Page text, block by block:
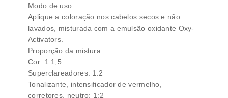
Modo de uso:
Aplique a coloração nos cabelos secos e não
lavados, misturada com a emulsão oxidante Oxy-
Activators.
Proporção da mistura:
Cor: 1:1,5
Superclareadores: 1:2
Tonalizante, intensificador de vermelho,
corretores, neutro: 1:2